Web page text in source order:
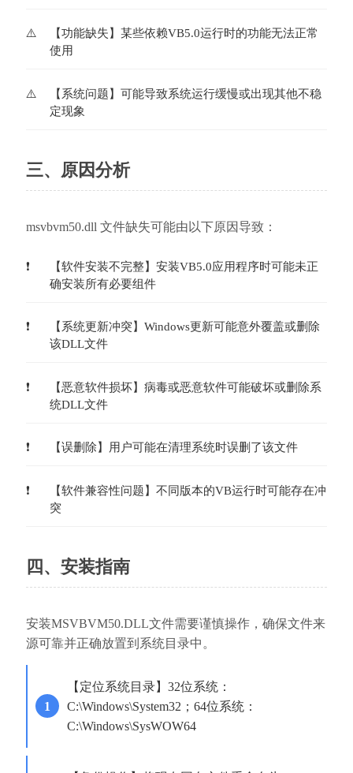
【功能缺失】某些依赖VB5.0运行时的功能无法正常
使用
【系统问题】可能导致系统运行缓慢或出现其他不稳
定现象
三、原因分析
msvbvm50.dll 文件缺失可能由以下原因导致：
【软件安装不完整】安装VB5.0应用程序时可能未正
确安装所有必要组件
【系统更新冲突】Windows更新可能意外覆盖或删除
该DLL文件
【恶意软件损坏】病毒或恶意软件可能破坏或删除系
统DLL文件
【误删除】用户可能在清理系统时误删了该文件
【软件兼容性问题】不同版本的VB运行时可能存在冲
突
四、安装指南
安装MSVBVM50.DLL文件需要谨慎操作，确保文件来
源可靠并正确放置到系统目录中。
【定位系统目录】32位系统：
C:\Windows\System32；64位系统：
C:\Windows\SysWOW64